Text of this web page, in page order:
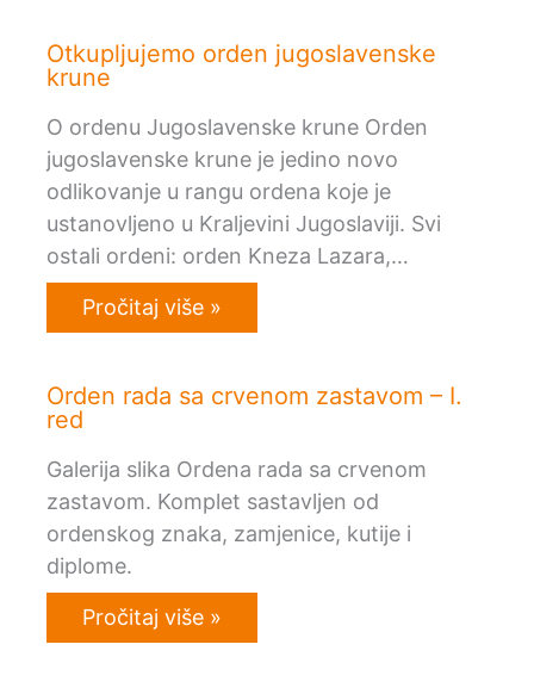
Otkupljujemo orden jugoslavenske
krune
O ordenu Jugoslavenske krune Orden
jugoslavenske krune je jedino novo
odlikovanje u rangu ordena koje je
ustanovljeno u Kraljevini Jugoslaviji. Svi
ostali ordeni: orden Kneza Lazara,…
Pročitaj više »
Orden rada sa crvenom zastavom – I.
red
Galerija slika Ordena rada sa crvenom
zastavom. Komplet sastavljen od
ordenskog znaka, zamjenice, kutije i
diplome.
Pročitaj više »